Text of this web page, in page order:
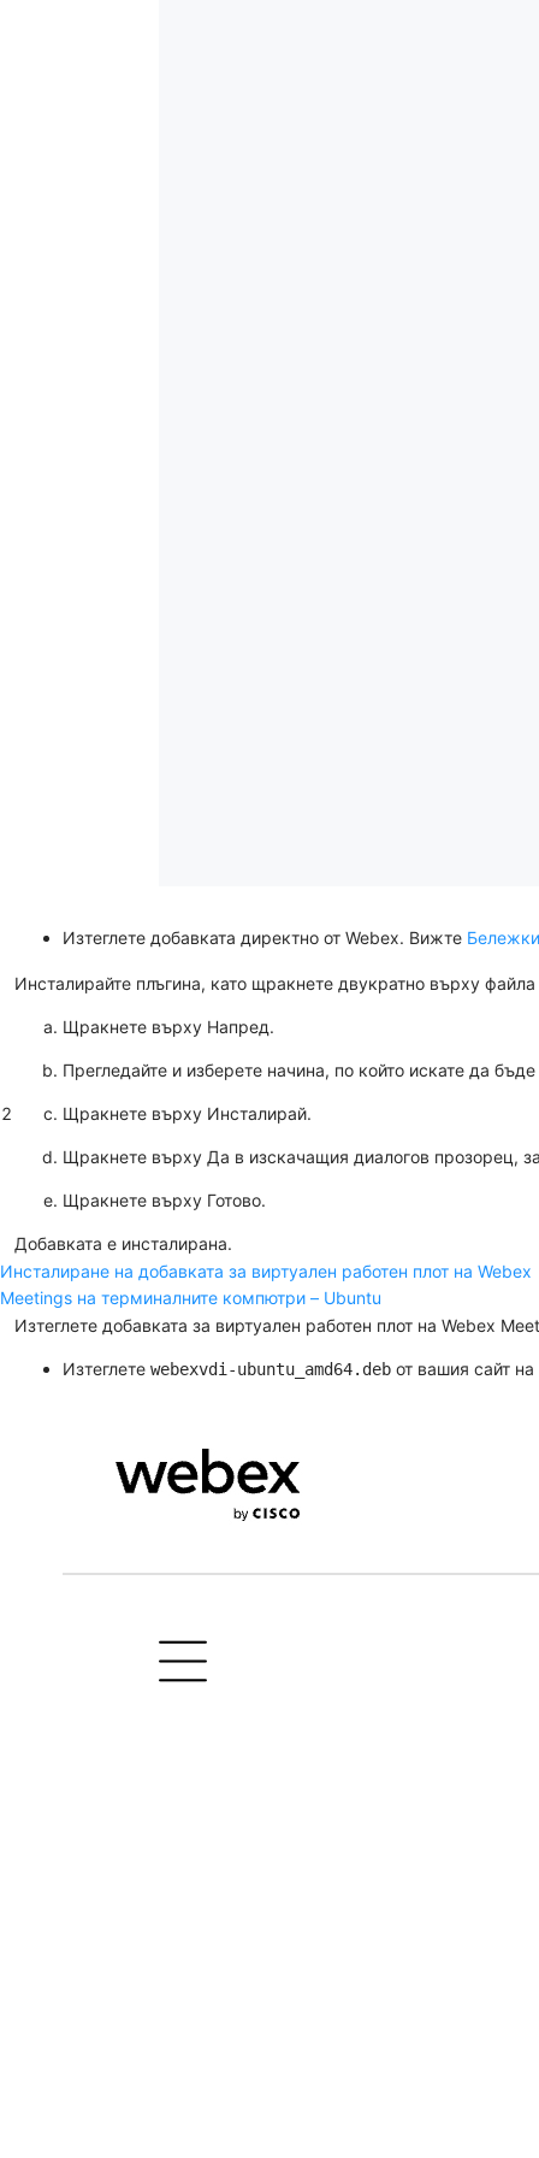
Изтеглете добавката директно от Webex. Вижте
2
Инсталирайте плъгина, като щракнете двукратно върху файла
Щракнете върху Напред.
Прегледайте и изберете начина, по който искате да
Щракнете върху Инсталирай.
Щракнете върху Да в изскачащия диалогов прозорец,
Щракнете върху Готово.
Добавката е инсталирана.
Инсталиране на добавката за виртуален работен плот на Webex
Meetings на терминалните компютри – Ubuntu
Изтеглете добавката за виртуален работен плот на Webex
Изтеглете webexvdi-ubuntu_amd64.deb от вашия сайт